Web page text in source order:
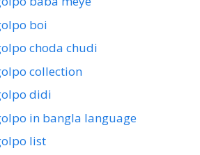
boi
choda chudi
collection
didi
in bangla language
list